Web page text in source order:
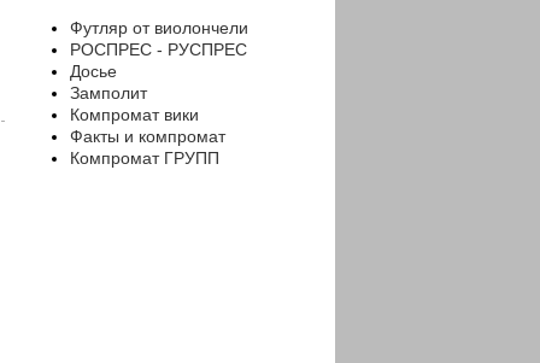
Футляр от виолончели
РОСПРЕС - РУСПРЕС
Досье
Замполит
Компромат вики
Факты и компромат
Компромат ГРУПП